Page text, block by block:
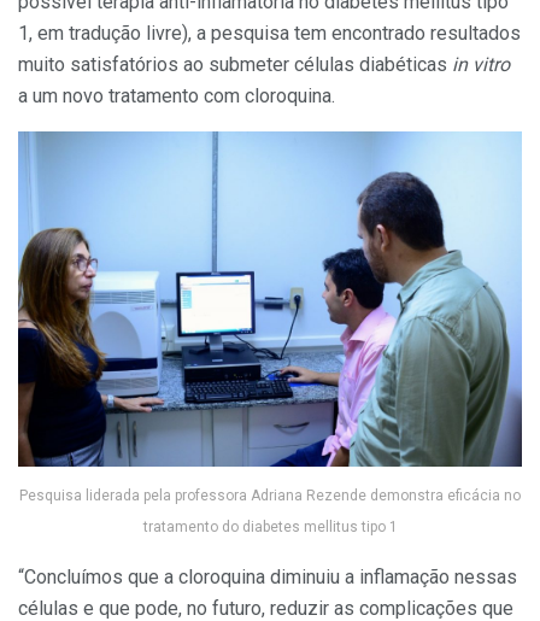
1, em tradução livre), a pesquisa tem encontrado resultados
muito satisfatórios ao submeter células diabéticas in vitro
a um novo tratamento com cloroquina.
Pesquisa liderada pela professora Adriana Rezende demonstra eficácia no
tratamento do diabetes mellitus tipo 1
“Concluímos que a cloroquina diminuiu a inflamação nessas
células e que pode, no futuro, reduzir as complicações que